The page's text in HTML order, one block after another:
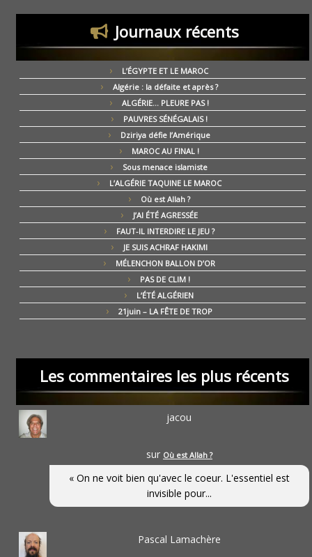
Journaux récents
L’ÉGYPTE ET LE MAROC
Algérie : la défaite et après ?
ALGÉRIE… PLEURE PAS !
PAUVRES SÉNÉGALAIS !
Dziriya défie l’Amérique
MAROC AU FINAL !
Sous menace islamiste
L’ALGÉRIE TAQUINE LE MAROC
Où est Allah ?
J’AI ÉTÉ AGRESSÉE
FAUT-IL INTERDIRE LE JEU ?
JE SUIS ACHRAF HAKIMI
MÉLENCHON BALLON D’OR
PAS DE CLIM !
L’ÉTÉ ALGÉRIEN
21juin – LA FÊTE DE TROP
Les commentaires les plus récents
jacou
sur Où est Allah ?
« On ne voit bien qu'avec le coeur. L'essentiel est
invisible pour...
Pascal Lamachère